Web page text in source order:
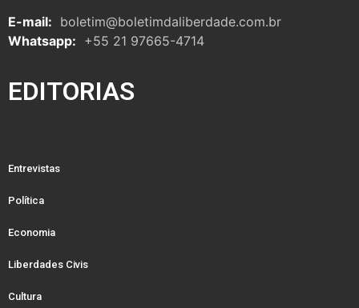
E-mail: boletim@boletimdaliberdade.com.br
Whatsapp: +55 21 97665-4714
EDITORIAS
Entrevistas
Política
Economia
Liberdades Civis
Cultura